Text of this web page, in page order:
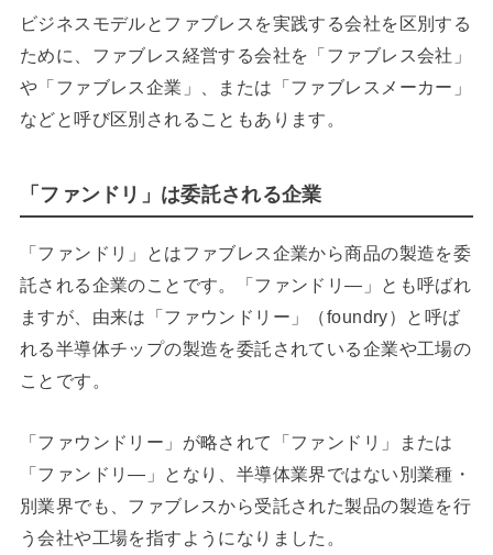
ビジネスモデルとファブレスを実践する会社を区別する
ために、ファブレス経営する会社を「ファブレス会社」
や「ファブレス企業」、または「ファブレスメーカー」
などと呼び区別されることもあります。
「ファンドリ」は委託される企業
「ファンドリ」とはファブレス企業から商品の製造を委
託される企業のことです。「ファンドリ―」とも呼ばれ
ますが、由来は「ファウンドリー」（foundry）と呼ば
れる半導体チップの製造を委託されている企業や工場の
ことです。
「ファウンドリー」が略されて「ファンドリ」または
「ファンドリ―」となり、半導体業界ではない別業種・
別業界でも、ファブレスから受託された製品の製造を行
う会社や工場を指すようになりました。